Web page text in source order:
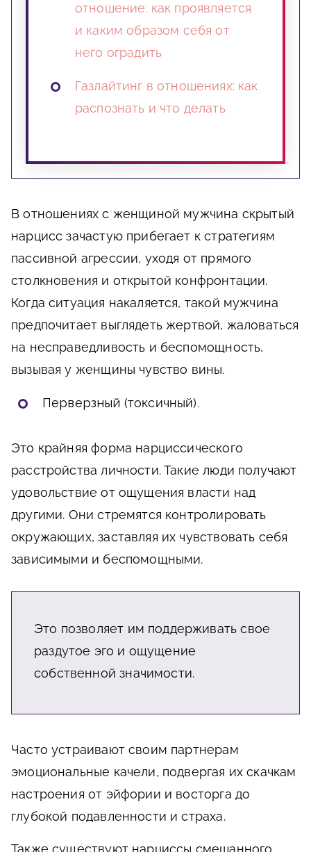
отношение: как проявляется
и каким образом себя от
него оградить
Газлайтинг в отношениях: как
распознать и что делать
В отношениях с женщиной мужчина скрытый
нарцисс зачастую прибегает к стратегиям
пассивной агрессии, уходя от прямого
столкновения и открытой конфронтации.
Когда ситуация накаляется, такой мужчина
предпочитает выглядеть жертвой, жаловаться
на несправедливость и беспомощность,
вызывая у женщины чувство вины.
Перверзный (токсичный).
Это крайняя форма нарциссического
расстройства личности. Такие люди получают
удовольствие от ощущения власти над
другими. Они стремятся контролировать
окружающих, заставляя их чувствовать себя
зависимыми и беспомощными.
Это позволяет им поддерживать свое
раздутое эго и ощущение
собственной значимости.
Часто устраивают своим партнерам
эмоциональные качели, подвергая их скачкам
настроения от эйфории и восторга до
глубокой подавленности и страха.
Также существуют нарциссы смешанного